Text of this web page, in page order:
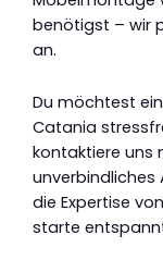
benötigst – wir
an.
Du möchtest
Catania
kontaktiere uns
unverbindliches
die Expertise
starte